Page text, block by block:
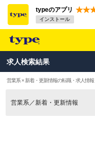
typeのアプリ
インストール
求人検索結果
営業系 × 新着・更新情報の転職・求人情報
営業系／新着・更新情報